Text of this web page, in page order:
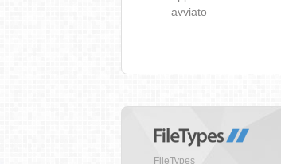
avviato
FileTypes